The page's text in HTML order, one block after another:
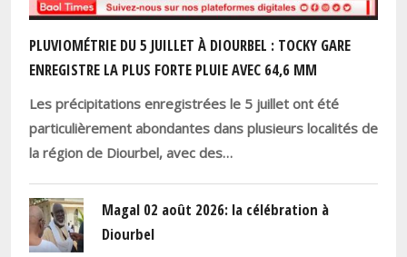
PLUVIOMÉTRIE DU 5 JUILLET À DIOURBEL : TOCKY GARE
ENREGISTRE LA PLUS FORTE PLUIE AVEC 64,6 MM
Les précipitations enregistrées le 5 juillet ont été
particulièrement abondantes dans plusieurs localités de
la région de Diourbel, avec des…
Magal 02 août 2026: la célébration à
Diourbel